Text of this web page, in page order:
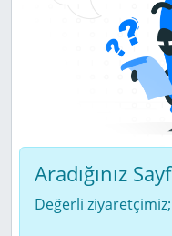
Aradığınız
Değerli ziyaretçimiz;